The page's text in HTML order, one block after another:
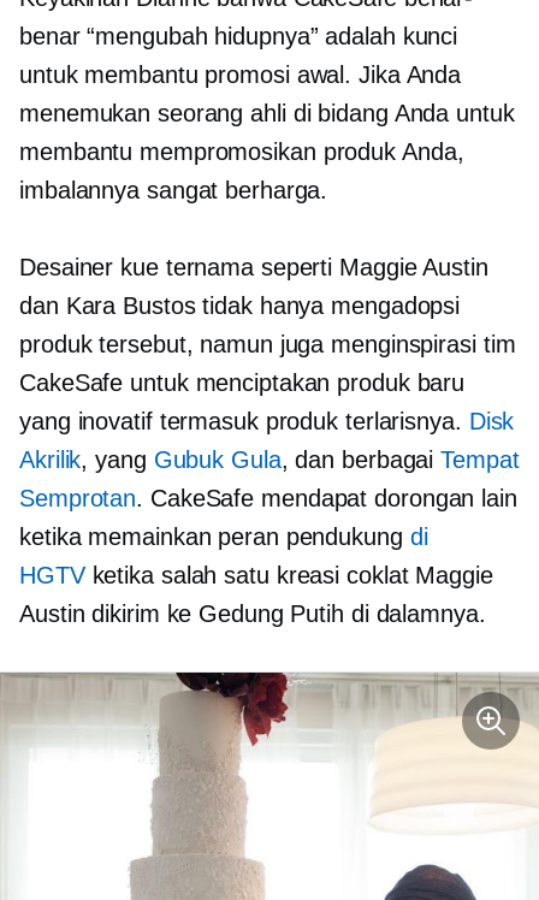
benar “mengubah hidupnya” adalah kunci
untuk membantu promosi awal. Jika Anda
menemukan seorang ahli di bidang Anda untuk
membantu mempromosikan produk Anda,
imbalannya sangat berharga.
Desainer kue ternama seperti Maggie Austin
dan Kara Bustos tidak hanya mengadopsi
produk tersebut, namun juga menginspirasi tim
CakeSafe untuk menciptakan produk baru
yang inovatif termasuk produk terlarisnya. Disk
Akrilik, yang Gubuk Gula, dan berbagaiTempat
Semprotan. CakeSafe mendapat dorongan lain
ketika memainkan peran pendukung di
HGTVketika salah satu kreasi coklat Maggie
Austin dikirim ke Gedung Putih di dalamnya.